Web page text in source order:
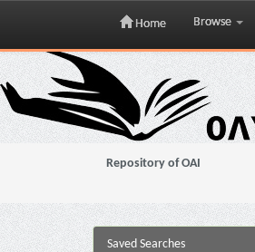
Skip
navigation
Home Browse
Repository of OAI
Saved Searches